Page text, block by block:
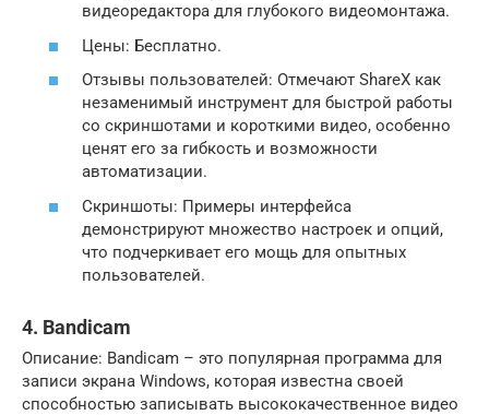
видеоредактора для глубокого видеомонтажа.
Цены: Бесплатно.
Отзывы пользователей: Отмечают ShareX как
незаменимый инструмент для быстрой работы
со скриншотами и короткими видео, особенно
ценят его за гибкость и возможности
автоматизации.
Скриншоты: Примеры интерфейса
демонстрируют множество настроек и опций,
что подчеркивает его мощь для опытных
пользователей.
4. Bandicam
Описание: Bandicam – это популярная программа для
записи экрана Windows, которая известна своей
способностью записывать высококачественное видео